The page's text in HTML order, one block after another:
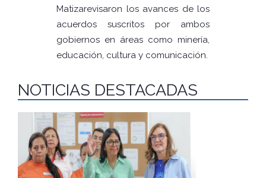
Matizarevisaron los avances de los
acuerdos suscritos por ambos
gobiernos en áreas como minería,
educación, cultura y comunicación.
NOTICIAS DESTACADAS